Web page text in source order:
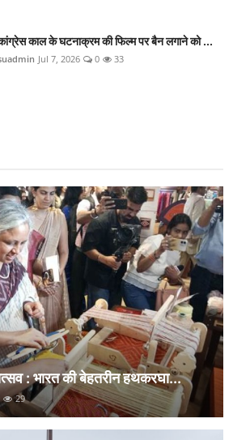
काल के घटनाक्रम की फिल्म पर बैन लगाने को ...
Jul 7, 2026 0 33
: भारत की बेहतरीन हथकरघा...
29